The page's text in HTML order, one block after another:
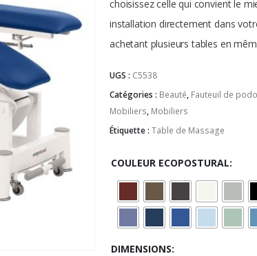
choisissez celle qui convient le
installation directement dans
achetant plusieurs tables en
UGS : C5538
Catégories : Beauté, Fauteuil de
Mobiliers, Mobiliers
Étiquette : Table de Massage
COULEUR ECOPOSTURAL
DIMENSIONS